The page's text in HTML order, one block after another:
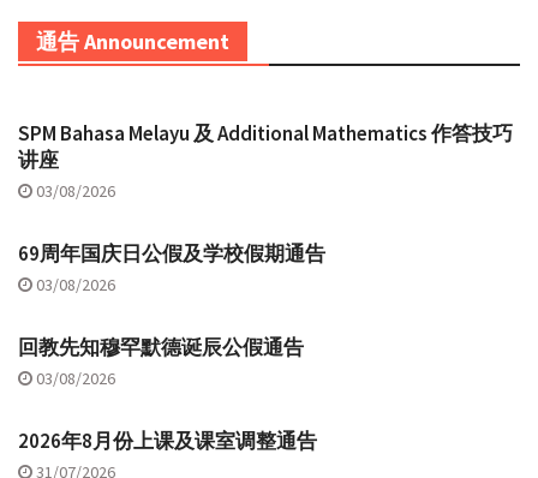
通告 Announcement
SPM Bahasa Melayu 及 Additional Mathematics 作答技巧
讲座
03/08/2026
69周年国庆日公假及学校假期通告
03/08/2026
回教先知穆罕默德诞辰公假通告
03/08/2026
2026年8月份上课及课室调整通告
31/07/2026